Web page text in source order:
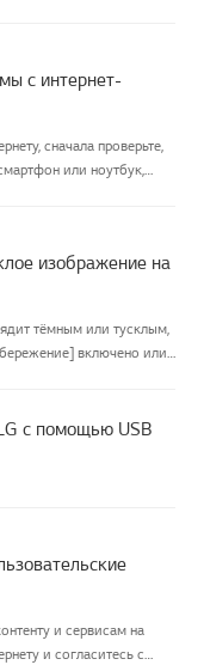
с интернет-
сначала проверьте,
или ноутбук,
изображение на
тёмным или тусклым,
включено или
с помощью USB
и сервисам на
и согласитесь с